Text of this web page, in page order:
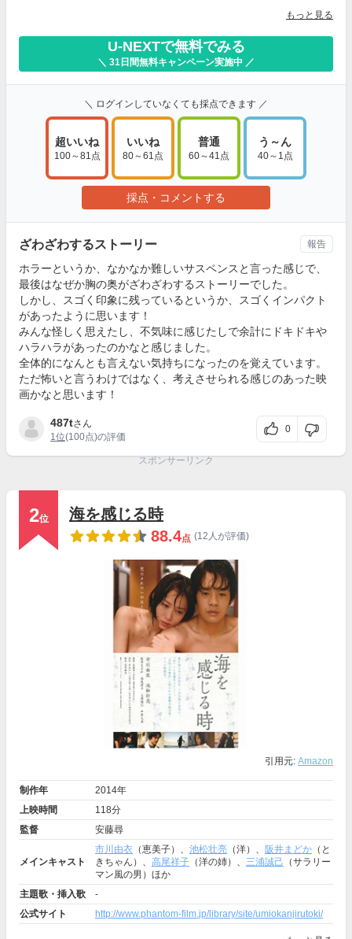
もっと見る
U-NEXTで無料でみる
＼ 31日間無料キャンペーン実施中 ／
＼ ログインしていなくても採点できます ／
超いいね
100～81点
いいね
80～61点
普通
60～41点
う～ん
40～1点
採点・コメントする
ざわざわするストーリー
ホラーというか、なかなか難しいサスペンスと言った感じで、
最後はなぜか胸の奥がざわざわするストーリーでした。
しかし、スゴく印象に残っているというか、スゴくインパクト
があったように思います！
みんな怪しく思えたし、不気味に感じたしで余計にドキドキや
ハラハラがあったのかなと感じました。
全体的になんとも言えない気持ちになったのを覚えています。
ただ怖いと言うわけではなく、考えさせられる感じのあった映
画かなと思います！
487tさん
1位(100点)の評価
0
報告
スポンサーリンク
2位
海を感じる時
88.4点 (12人が評価)
引用元: Amazon
制作年
2014年
上映時間
118分
監督
安藤尋
メインキャスト
市川由衣 （恵美子）、 池松壮亮 （洋）、 阪井まどか （と
きちゃん）、 高尾祥子 （洋の姉）、 三浦誠己 （サラリー
マン風の男）ほか
主題歌・挿入歌
-
公式サイト
http://www.phantom-film.jp/library/site/umiokanjirutoki/